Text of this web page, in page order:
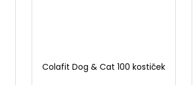
Colafit Dog & Cat 100 kostiček